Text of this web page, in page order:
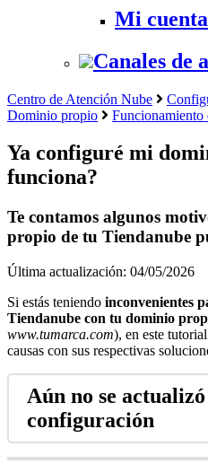
Mi
Canales de
Centro de Atención Nube
Dominio propio
Ya configuré mi
funciona?
Te contamos algunos
propio de tu Tiendanube
Última actualización: 04/05/2026
Si estás teniendo inconvenientes
Tiendanube con tu dominio
www.tumarca.com), en este
causas con sus respectivas
Aún no se
configuración